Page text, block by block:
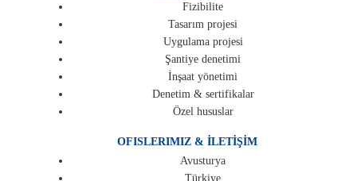
Fizibilite
Tasarım projesi
Uygulama projesi
Şantiye denetimi
İnşaat yönetimi
Denetim & sertifikalar
Özel hususlar
OFISLERIMIZ & İLETİŞİM
Avusturya
Türkiye